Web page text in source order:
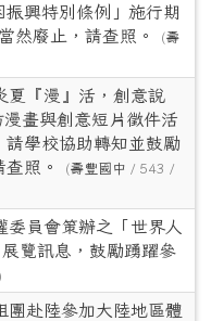
振興特別條例」施行期
然廢止，請查照。
(壽
夏『漫』活，創意說
畫與創意短片徵件活
請學校協助轉知並鼓勵
照。
(壽豐國中 / 543 /
委員會策辦之「世界人
覽訊息，鼓勵踴躍參
團赴陸參加大陸地區體